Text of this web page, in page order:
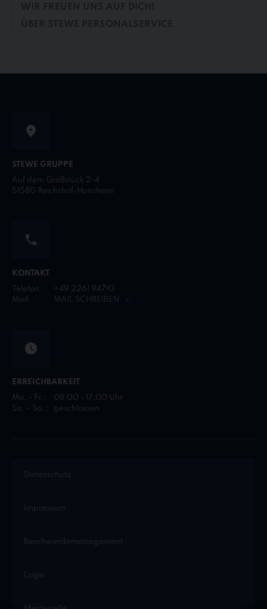
STEWE GRUPPE
Auf dem Großstück 2-4
51580 Reichshof-Hunsheim
KONTAKT
Telefon:
+49 2261 94710
Mail:
MAIL SCHREIBEN
ERREICHBARKEIT
Mo. - Fr.:
08:00 - 17:00 Uhr
Sa. - So.:
geschlossen
Datenschutz
Impressum
Beschwerdemanagement
Login